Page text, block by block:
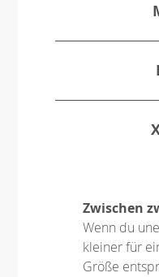
Zwischen
Wenn du
kleiner für
Größe